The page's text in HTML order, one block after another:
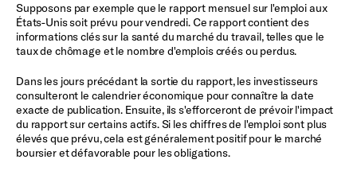
Supposons par exemple que le rapport mensuel sur l'emploi aux
États-Unis soit prévu pour vendredi. Ce rapport contient des
informations clés sur la santé du marché du travail, telles que le
taux de chômage et le nombre d'emplois créés ou perdus.
Dans les jours précédant la sortie du rapport, les investisseurs
consulteront le calendrier économique pour connaître la date
exacte de publication. Ensuite, ils s'efforceront de prévoir l'impact
du rapport sur certains actifs. Si les chiffres de l'emploi sont plus
élevés que prévu, cela est généralement positif pour le marché
boursier et défavorable pour les obligations.